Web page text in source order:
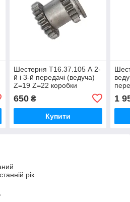
Шестерня Т16.37.105 А 2-
й і 3-й передачі (ведуча)
Z=19 Z=22 коробки
650₴
Купити
05-
1
рік